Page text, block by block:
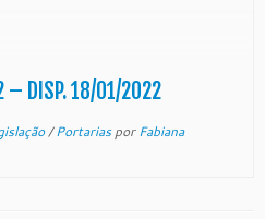
– DISP. 18/01/2022
/PortariasporFabiana